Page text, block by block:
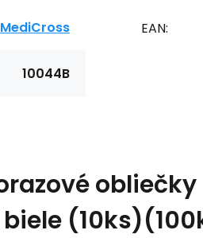
MediCross
10044B
EAN: